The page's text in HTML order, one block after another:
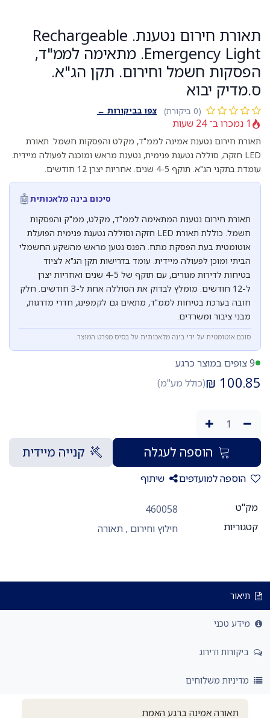
תאורת חירום נטענת. Rechargeable
Emergency Light. מתאימה לממ"ד,
הפסקות חשמל וחירום. תקן הג"א.
ס.מדיק יבוא
(0 ביקורת) צפו בביקורות ←
1 נמכרו ב־ 24 שעות
תאורת חירום נטענת אמינה לממ"ד, מקלט והפסקות חשמל. תאורת
LED חזקה, סוללה נטענת פנימית, נטענת מראש ומוכנה לפעולה מיידית.
עומדת בתקני הג"א. תוקף 4-5 שנים. אחריות יצרן 12 חודשים.
סיכום בינה מלאכותית🤖
תאורת חירום נטענת המתאימה לממ"ד, מקלט, ממ"ק והפסקות
חשמל. כוללת תאורת LED חזקה וסוללה נטענת פנימית הפועלת
אוטומטית בעת הפסקת מתח. הפנס נטען מראש מהשקע החשמלי
הביתי ומוכן לפעולה מיידית. עומד בדרישות תקן הג"א לציוד
בטיחות לדירות מגורים, עם תוקף של 4-5 שנים ואחריות יצרן
ל-12 חודשים. מומלץ לבדוק את הסוללה אחת ל-3 חודשים. חלק
חובה בערכת בטיחות לממ"ד, מתאים גם לקמפינג, חדרי מדרגות,
מבני ציבור ומשרדים.
סוכם אוטומטית על ידי בינה מלאכותית על בסיס מפרט המוצר.
9 צופים במוצר כרגע
100.85
₪(כולל מע"מ)
הוספה לעגלה קנייה מיידית
הוספה למועדפים שיתוף
מק"ט
460058
קטגוריות
חילוץ וחירום, תאורה
תיאור
מידע טכני
ביקורות ודירוג
מדיניות משלוחים
תאורה אמינה ברגע האמת